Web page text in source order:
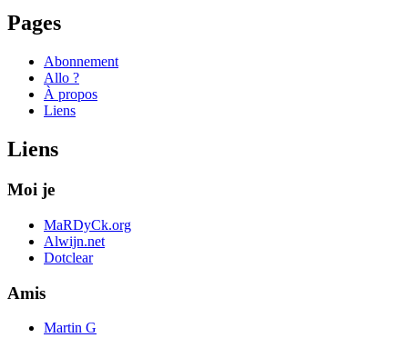
Pages
Abonnement
Allo ?
À propos
Liens
Liens
Moi je
MaRDyCk.org
Alwijn.net
Dotclear
Amis
Martin G